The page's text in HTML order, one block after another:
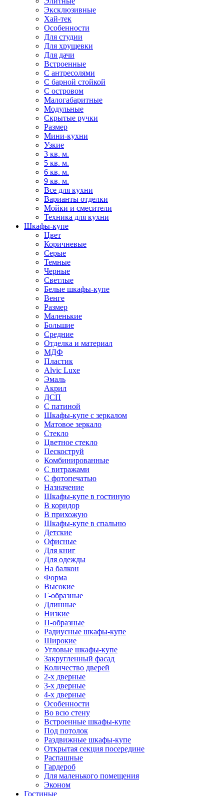
Эксклюзивные
Хай-тек
Особенности
Для студии
Для хрущевки
Для дачи
Встроенные
С антресолями
С барной стойкой
С островом
Малогабаритные
Модульные
Скрытые ручки
Размер
Мини-кухни
Узкие
3 кв. м.
5 кв. м.
6 кв. м.
9 кв. м.
Все для кухни
Варианты отделки
Мойки и смесители
Техника для кухни
Шкафы-купе
Цвет
Коричневые
Серые
Темные
Черные
Светлые
Белые шкафы-купе
Венге
Размер
Маленькие
Большие
Средние
Отделка и материал
МДФ
Пластик
Alvic Luxe
Эмаль
Акрил
ДСП
С патиной
Шкафы-купе с зеркалом
Матовое зеркало
Стекло
Цветное стекло
Пескоструй
Комбинированные
С витражами
С фотопечатью
Назначение
Шкафы-купе в гостиную
В коридор
В прихожую
Шкафы-купе в спальню
Детские
Офисные
Для книг
Для одежды
На балкон
Форма
Высокие
Г-образные
Длинные
Низкие
П-образные
Радиусные шкафы-купе
Широкие
Угловые шкафы-купе
Закругленный фасад
Количество дверей
2-х дверные
3-х дверные
4-х дверные
Особенности
Во всю стену
Встроенные шкафы-купе
Под потолок
Раздвижные шкафы-купе
Открытая секция посередине
Распашные
Гардероб
Для маленького помещения
Эконом
Гостиные